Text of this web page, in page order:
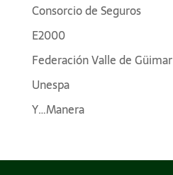
Consorcio de Seguros
E2000
Federación Valle de Güimar
Unespa
Y…Manera